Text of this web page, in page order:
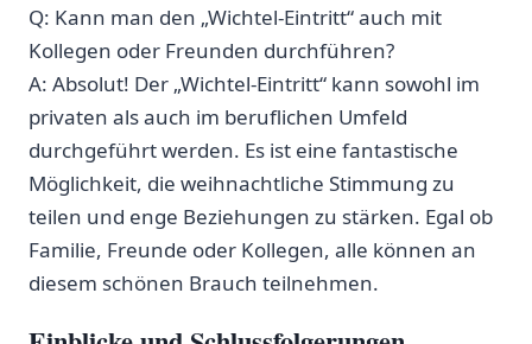
Q: Kann man den „Wichtel-Eintritt“ auch mit
Kollegen oder Freunden durchführen?
A: ⁢Absolut! Der „Wichtel-Eintritt“ kann sowohl im
privaten als auch‍ im beruflichen Umfeld
durchgeführt werden. Es ist​ eine fantastische
Möglichkeit, die weihnachtliche Stimmung zu
teilen und enge Beziehungen zu⁢ stärken.​ Egal ob
Familie, Freunde oder‍ Kollegen, alle können‍ an
diesem schönen Brauch teilnehmen.